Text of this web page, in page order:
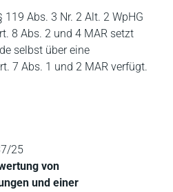
Abs. 3 Nr. 2 Alt. 2 WpHG
8 Abs. 2 und 4 MAR setzt
selbst über eine
7 Abs. 1 und 2 MAR verfügt.
25
von
und einer